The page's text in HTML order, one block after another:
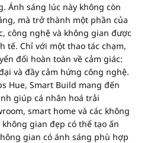
Ánh sáng lúc này không còn
mà trở thành một phần của
công nghệ và không gian được
tế. Chỉ với một thao tác chạm,
đổi hoàn toàn về cảm giác:
và đầy cảm hứng công nghệ.
Hue, Smart Build mang đến
giúp cá nhân hoá trải
smart home và các không
gian đẹp có thể tạo ấn
gian có ánh sáng phù hợp